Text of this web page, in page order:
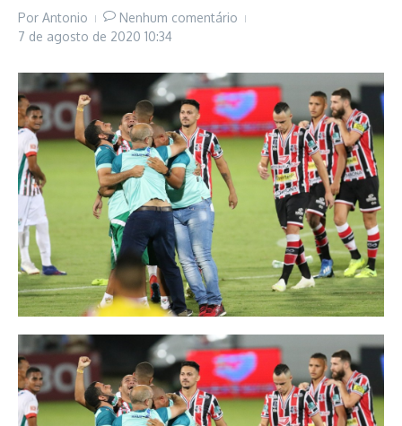
Por Antonio
Nenhum comentário
7 de agosto de 2020 10:34